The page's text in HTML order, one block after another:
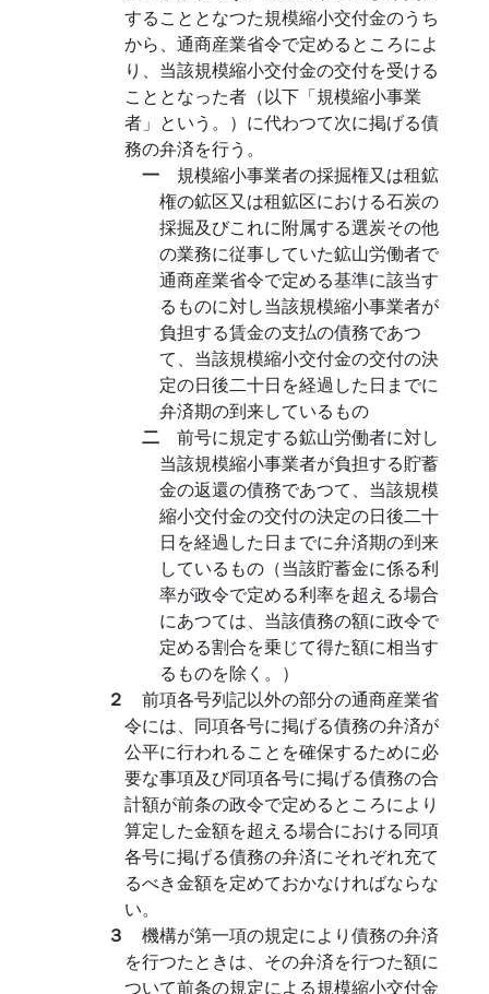
することとなつた規模縮小交付金のうち
から、通商産業省令で定めるところによ
り、当該規模縮小交付金の交付を受ける
こととなった者（以下「規模縮小事業
者」という。）に代わつて次に掲げる債
務の弁済を行う。
一 規模縮小事業者の採掘権又は租鉱
権の鉱区又は租鉱区における石炭の
採掘及びこれに附属する選炭その他
の業務に従事していた鉱山労働者で
通商産業省令で定める基準に該当す
るものに対し当該規模縮小事業者が
負担する賃金の支払の債務であつ
て、当該規模縮小交付金の交付の決
定の日後二十日を経過した日までに
弁済期の到来しているもの
二 前号に規定する鉱山労働者に対し
当該規模縮小事業者が負担する貯蓄
金の返還の債務であつて、当該規模
縮小交付金の交付の決定の日後二十
日を経過した日までに弁済期の到来
しているもの（当該貯蓄金に係る利
率が政令で定める利率を超える場合
にあつては、当該債務の額に政令で
定める割合を乗じて得た額に相当す
るものを除く。）
２ 前項各号列記以外の部分の通商産業省
令には、同項各号に掲げる債務の弁済が
公平に行われることを確保するために必
要な事項及び同項各号に掲げる債務の合
計額が前条の政令で定めるところにより
算定した金額を超える場合における同項
各号に掲げる債務の弁済にそれぞれ充て
るべき金額を定めておかなければならな
い。
３ 機構が第一項の規定により債務の弁済
を行つたときは、その弁済を行つた額に
ついて前条の規定による規模縮小交付金